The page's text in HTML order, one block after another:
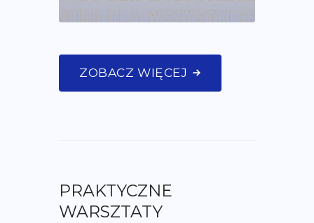
ZOBACZ WIĘCEJ
PRAKTYCZNE
WARSZTATY